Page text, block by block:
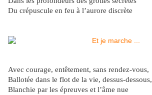
Du crépuscule en feu à l’aurore discrète
Avec courage, entêtement, sans rendez-vous,
Ballotée dans le flot de la vie, dessus-dessous,
Blanchie par les épreuves et l’âme nue